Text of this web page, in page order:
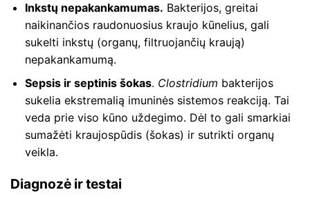
Inkstų nepakankamumas. Bakterijos, greitai
naikinančios raudonuosius kraujo kūnelius, gali
sukelti inkstų (organų, filtruojančių kraują)
nepakankamumą.
Sepsis ir septinis šokas. Clostridium bakterijos
sukelia ekstremalią imuninės sistemos reakciją. Tai
veda prie viso kūno uždegimo. Dėl to gali smarkiai
sumažėti kraujospūdis (šokas) ir sutrikti organų
veikla.
Diagnozė ir testai